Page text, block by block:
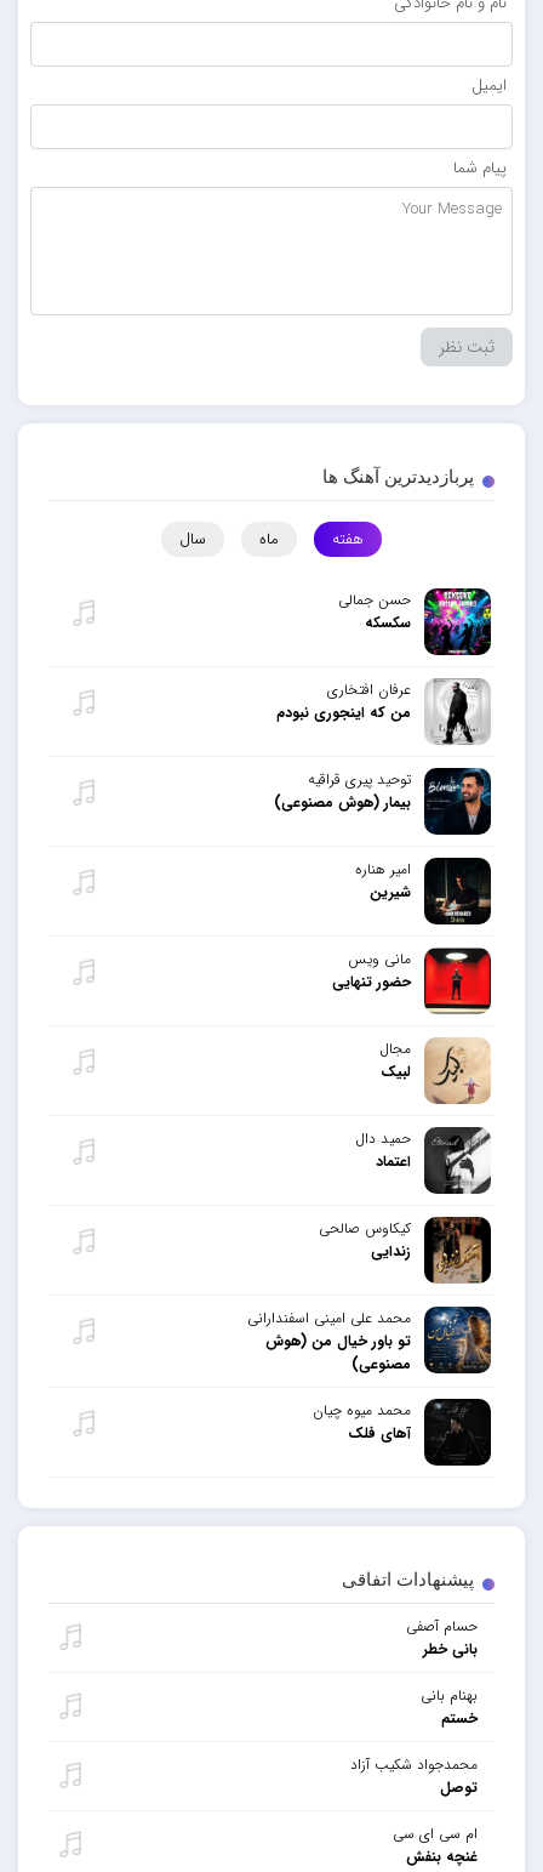
پیشنهادات اتفاقی
حسام آصفی
بانی خطر
بهنام بانی
خستم
محمدجواد شکیب آزاد
توصل
ام سی ای سی
غنچه بنفش
ایمیل
پیام شما
پربازدیدترین آهنگ ها
هفته ماه سال
حسن جمالی
سکسکه
عرفان افتخاری
من که اینجوری نبودم
توحید پیری قراقیه
بیمار (هوش مصنوعی)
امیر هناره
شیرین
مانی ویس
حضور تنهایی
مجال
لبیک
حمید دال
اعتماد
کیکاوس صالحی
زندایی
محمد علی امینی اسفندارانی
تو باور خیال من (هوش
مصنوعی)
محمد میوه چیان
آهای فلک